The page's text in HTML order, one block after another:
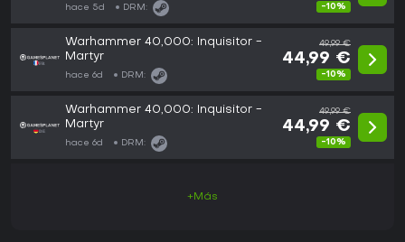
hace 5d DRM: -10%
Warhammer 40,000: Inquisitor -
Martyr
hace 6d DRM:
49,99 €
44,99 €
-10%
Warhammer 40,000: Inquisitor -
Martyr
hace 6d DRM:
49,99 €
44,99 €
-10%
+Más